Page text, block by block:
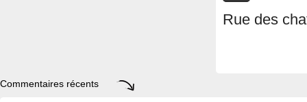
Rue des
Commentaires récents